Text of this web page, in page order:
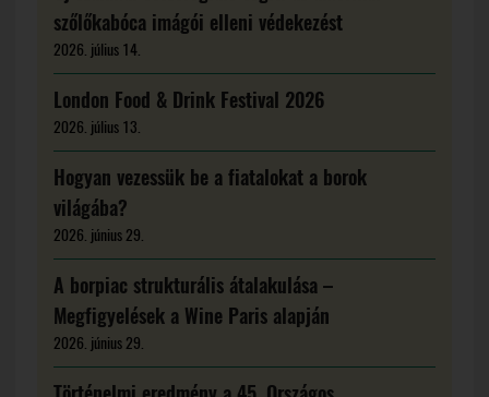
szőlőkabóca imágói elleni védekezést
2026. július 14.
London Food & Drink Festival 2026
2026. július 13.
Hogyan vezessük be a fiatalokat a borok
világába?
2026. június 29.
A borpiac strukturális átalakulása –
Megfigyelések a Wine Paris alapján
2026. június 29.